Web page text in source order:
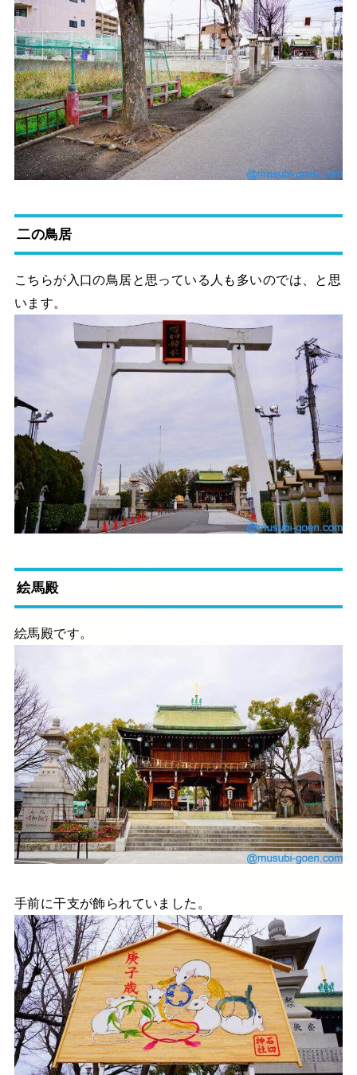
二の鳥居
こちらが入口の鳥居と思っている人も多いのでは、と思
います。
絵馬殿
絵馬殿です。
手前に干支が飾られていました。